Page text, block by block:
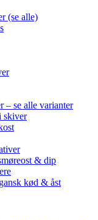
(se alle)
– se alle varianter
skiver
& dip
kød & åst